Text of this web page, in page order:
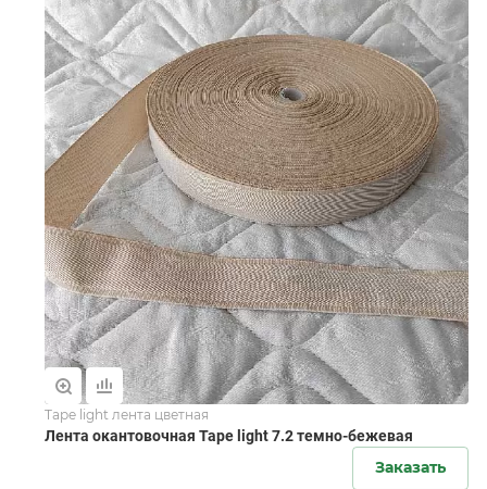
Tape light лента цветная
Лента окантовочная Tape light 7.2 темно-бежевая
Заказать